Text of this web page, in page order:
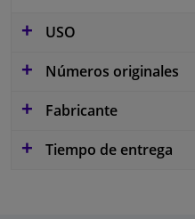
USO
Números originales
Fabricante
Tiempo de entrega